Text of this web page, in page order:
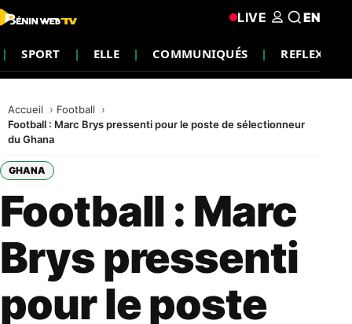
SPORT ELLE COMMUNIQUÉS REFLEXION
LIVE EN
Accueil
Football
Football : Marc Brys pressenti pour le poste de sélectionneur
du Ghana
GHANA
Football : Marc
Brys pressenti
pour le poste